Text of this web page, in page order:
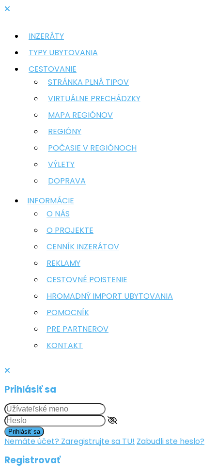
INZERÁTY
TYPY UBYTOVANIA
CESTOVANIE
STRÁNKA PLNÁ TIPOV
VIRTUÁLNE PRECHÁDZKY
MAPA REGIÓNOV
REGIÓNY
POČASIE V REGIÓNOCH
VÝLETY
DOPRAVA
INFORMÁCIE
O NÁS
O PROJEKTE
CENNÍK INZERÁTOV
REKLAMY
CESTOVNÉ POISTENIE
HROMADNÝ IMPORT UBYTOVANIA
POMOCNÍK
PRE PARTNEROV
KONTAKT
Prihlásiť sa
Prihlásiť sa
Nemáte účet? Zaregistrujte sa TU! Zabudli ste heslo?
Registrovať